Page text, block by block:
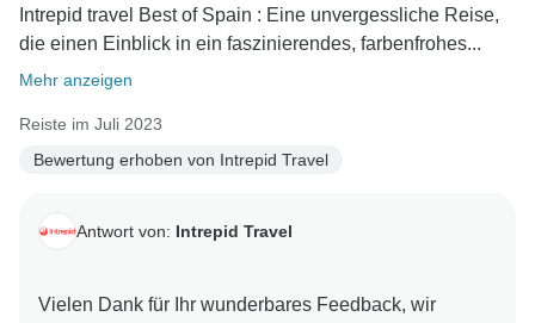
Intrepid travel Best of Spain : Eine unvergessliche Reise,
die einen Einblick in ein faszinierendes, farbenfrohes...
Mehr anzeigen
Reiste im Juli 2023
Bewertung erhoben von Intrepid Travel
Antwort von: Intrepid Travel
Vielen Dank für Ihr wunderbares Feedback, wir